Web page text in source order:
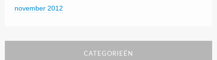
november 2012
CATEGORIEËN